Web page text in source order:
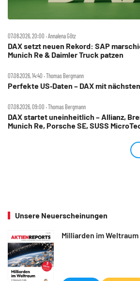
07.08.2026, 20:00 ‧ Annalena Götz
DAX setzt neuen Rekord: SAP
Munich Re & Daimler Truck patzen
07.08.2026, 14:40 ‧ Thomas Bergmann
Perfekte US‑Daten – DAX mit
07.08.2026, 09:00 ‧ Thomas Bergmann
DAX startet uneinheitlich – Allianz,
Munich Re, Porsche SE, SUSS
Unsere Neuerscheinungen
Milliarden im Weltraum